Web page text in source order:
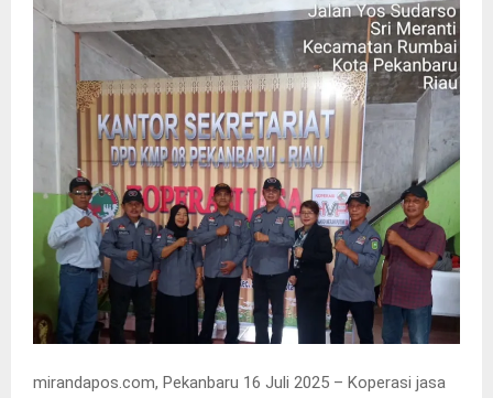
mirandapos.com, Pekanbaru 16 Juli 2025 – Koperasi jasa